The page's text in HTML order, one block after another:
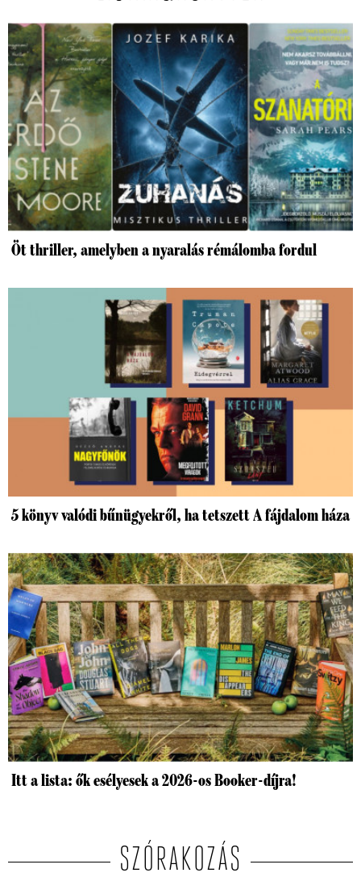
Öt thriller, amelyben a nyaralás rémálomba fordul
5 könyv valódi bűnügyekről, ha tetszett A fájdalom háza
Itt a lista: ők esélyesek a 2026-os Booker-díjra!
SZÓRAKOZÁS